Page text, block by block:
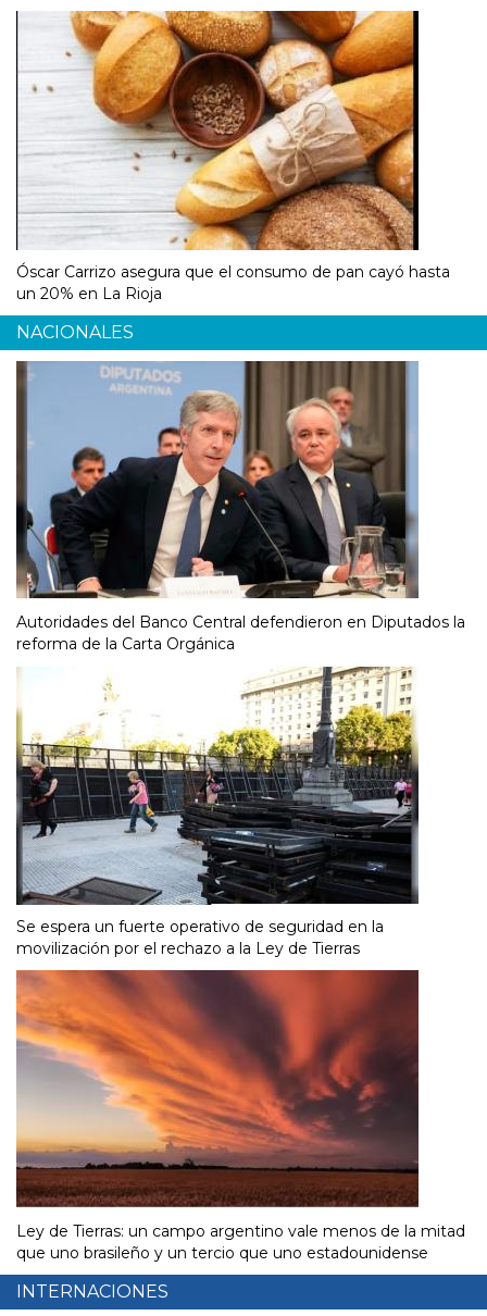
Óscar Carrizo asegura que el consumo de pan cayó hasta
un 20% en La Rioja
NACIONALES
Autoridades del Banco Central defendieron en Diputados la
reforma de la Carta Orgánica
Se espera un fuerte operativo de seguridad en la
movilización por el rechazo a la Ley de Tierras
Ley de Tierras: un campo argentino vale menos de la mitad
que uno brasileño y un tercio que uno estadounidense
INTERNACIONES